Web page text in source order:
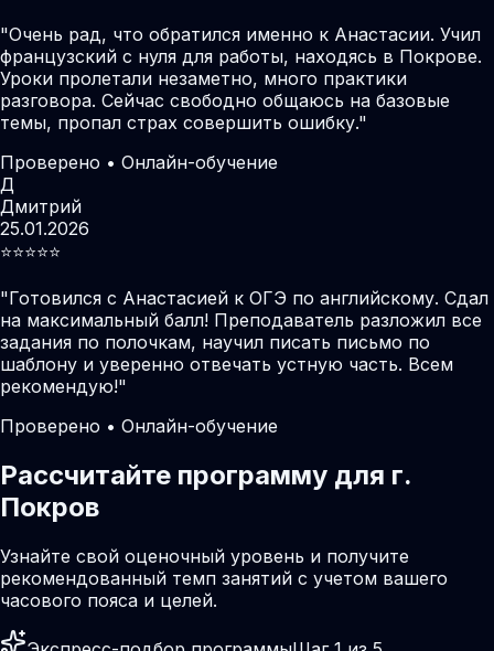
"Очень рад, что обратился именно к Анастасии. Учил
французский с нуля для работы, находясь в Покрове.
Уроки пролетали незаметно, много практики
разговора. Сейчас свободно общаюсь на базовые
темы, пропал страх совершить ошибку."
Проверено • Онлайн-обучение
Д
Дмитрий
25.01.2026
⭐️⭐️⭐️⭐️⭐️
"Готовился с Анастасией к ОГЭ по английскому. Сдал
на максимальный балл! Преподаватель разложил все
задания по полочкам, научил писать письмо по
шаблону и уверенно отвечать устную часть. Всем
рекомендую!"
Проверено • Онлайн-обучение
Рассчитайте программу для г.
Покров
Узнайте свой оценочный уровень и получите
рекомендованный темп занятий с учетом вашего
часового пояса и целей.